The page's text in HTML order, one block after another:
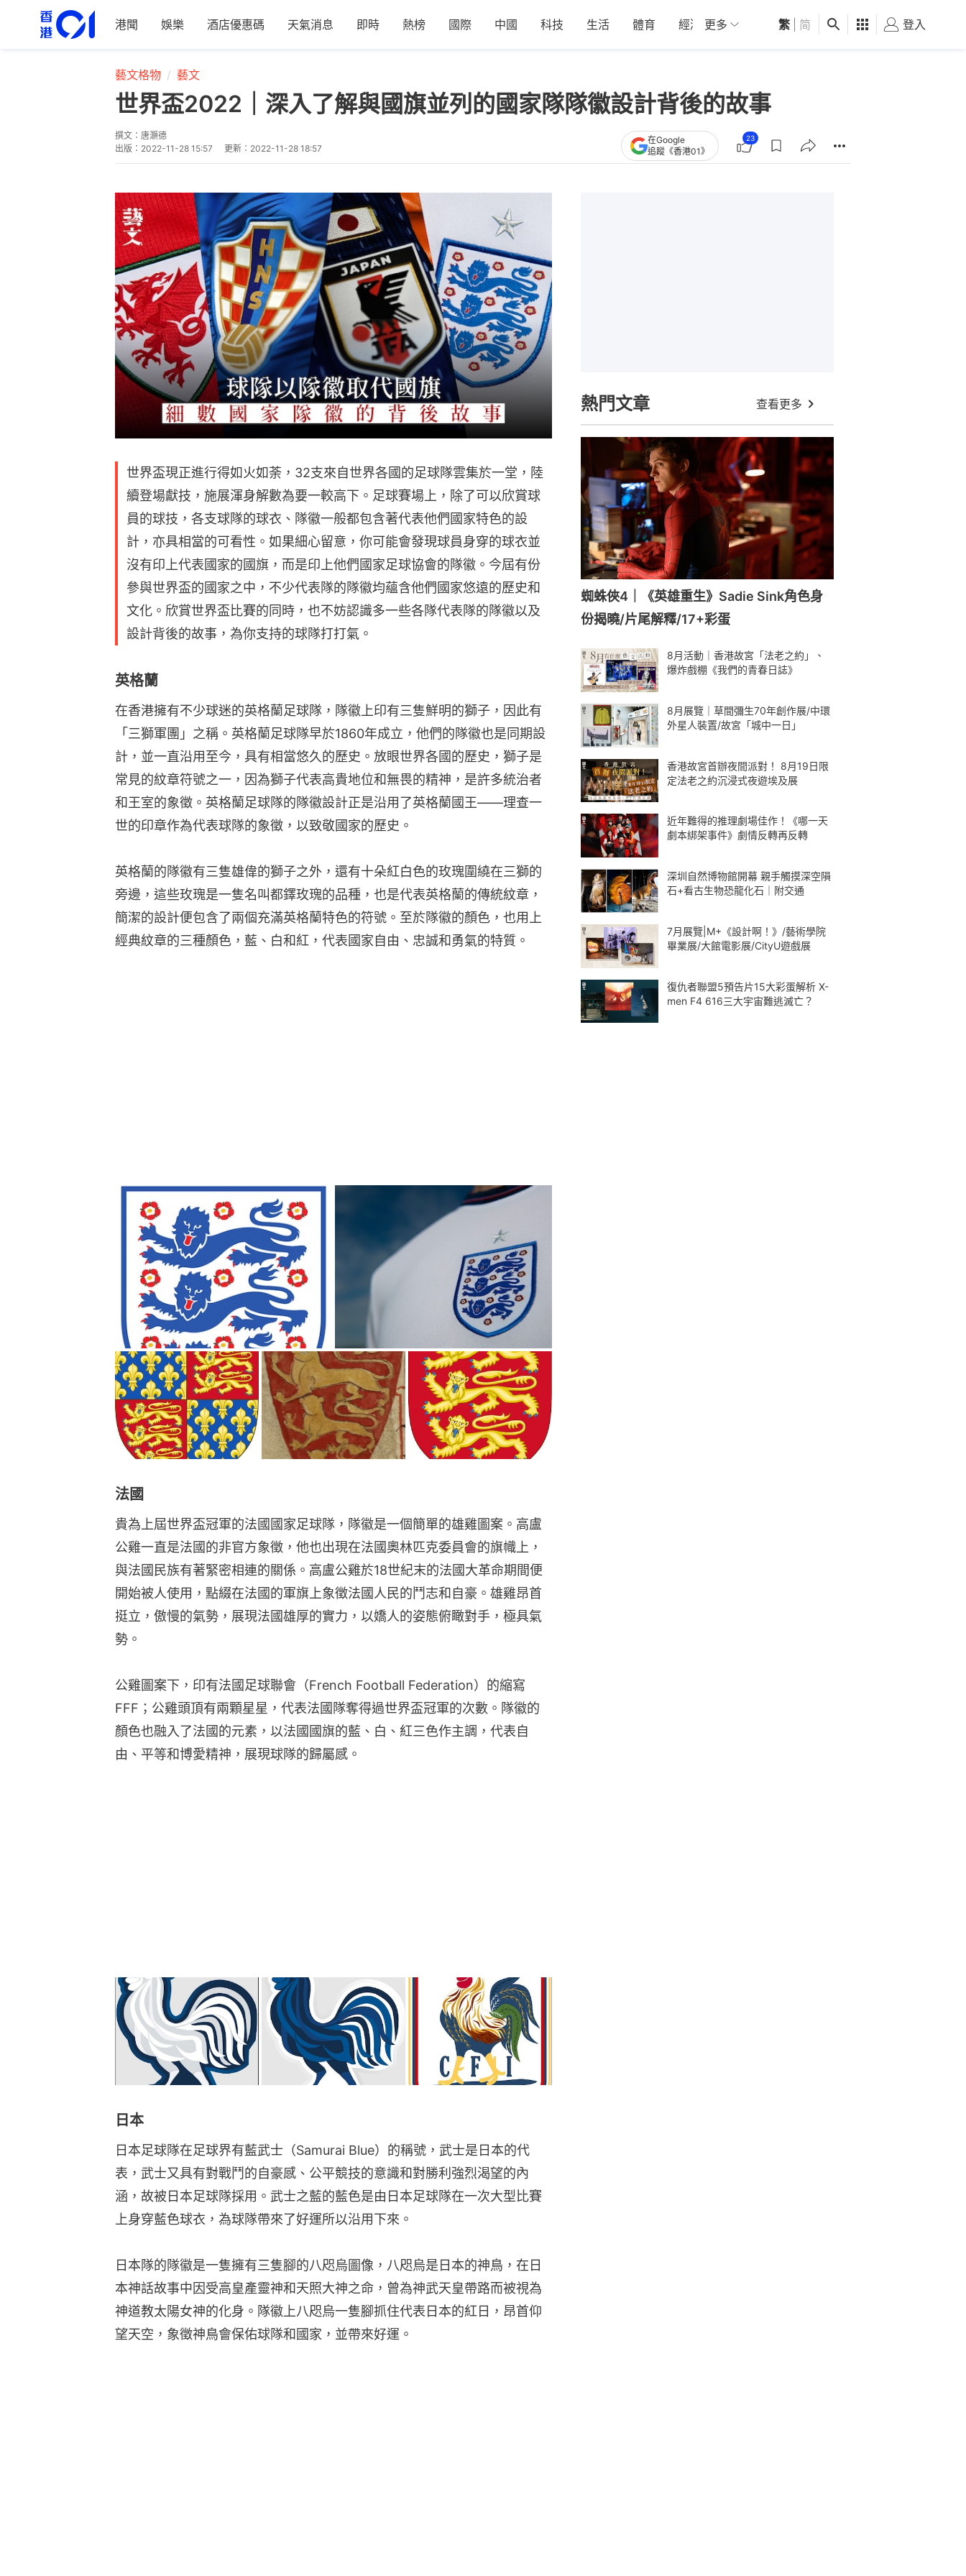
港聞 娛樂 酒店優惠碼 天氣消息 即時 熱榜 國際 中國 科技 生活 體育 經濟 01深圳 觀點 健康 好食玩飛
更多 繁 简 登入
藝文格物 藝文
世界盃2022｜深入了解與國旗並列的國家隊隊徽設計背後的故事
撰文： 唐灝德
出版： 2022-11-28 15:57 更新： 2022-11-28 18:57
在Google
追蹤《香港01》
23
世界盃現正進行得如火如荼，32支來自世界各國的足球隊雲集於一堂，陸
續登場獻技，施展渾身解數為要一較高下。足球賽場上，除了可以欣賞球
員的球技，各支球隊的球衣、隊徽一般都包含著代表他們國家特色的設
計，亦具相當的可看性。如果細心留意，你可能會發現球員身穿的球衣並
沒有印上代表國家的國旗，而是印上他們國家足球協會的隊徽。今屆有份
參與世界盃的國家之中，不少代表隊的隊徽均蘊含他們國家悠遠的歷史和
文化。欣賞世界盃比賽的同時，也不妨認識多一些各隊代表隊的隊徽以及
設計背後的故事，為你支持的球隊打打氣。
英格蘭
在香港擁有不少球迷的英格蘭足球隊，隊徽上印有三隻鮮明的獅子，因此有
「三獅軍團」之稱。英格蘭足球隊早於1860年成立，他們的隊徽也是同期設
計，並一直沿用至今，具有相當悠久的歷史。放眼世界各國的歷史，獅子是
常見的紋章符號之一，因為獅子代表高貴地位和無畏的精神，是許多統治者
和王室的象徵。英格蘭足球隊的隊徽設計正是沿用了英格蘭國王——理查一
世的印章作為代表球隊的象徵，以致敬國家的歷史。
英格蘭的隊徽有三隻雄偉的獅子之外，還有十朵紅白色的玫瑰圍繞在三獅的
旁邊，這些玫瑰是一隻名叫都鐸玫瑰的品種，也是代表英格蘭的傳統紋章，
簡潔的設計便包含了兩個充滿英格蘭特色的符號。至於隊徽的顏色，也用上
經典紋章的三種顏色，藍、白和紅，代表國家自由、忠誠和勇氣的特質。
法國
貴為上屆世界盃冠軍的法國國家足球隊，隊徽是一個簡單的雄雞圖案。高盧
公雞一直是法國的非官方象徵，他也出現在法國奧林匹克委員會的旗幟上，
與法國民族有著緊密相連的關係。高盧公雞於18世紀末的法國大革命期間便
開始被人使用，點綴在法國的軍旗上象徵法國人民的鬥志和自豪。雄雞昂首
挺立，傲慢的氣勢，展現法國雄厚的實力，以嬌人的姿態俯瞰對手，極具氣
勢。
公雞圖案下，印有法國足球聯會（French Football Federation）的縮寫
FFF；公雞頭頂有兩顆星星，代表法國隊奪得過世界盃冠軍的次數。隊徽的
顏色也融入了法國的元素，以法國國旗的藍、白、紅三色作主調，代表自
由、平等和博愛精神，展現球隊的歸屬感。
日本
日本足球隊在足球界有藍武士（Samurai Blue）的稱號，武士是日本的代
表，武士又具有對戰鬥的自豪感、公平競技的意識和對勝利強烈渴望的內
涵，故被日本足球隊採用。武士之藍的藍色是由日本足球隊在一次大型比賽
上身穿藍色球衣，為球隊帶來了好運所以沿用下來。
日本隊的隊徽是一隻擁有三隻腳的八咫烏圖像，八咫烏是日本的神鳥，在日
本神話故事中因受高皇產靈神和天照大神之命，曾為神武天皇帶路而被視為
神道教太陽女神的化身。隊徽上八咫烏一隻腳抓住代表日本的紅日，昂首仰
望天空，象徵神鳥會保佑球隊和國家，並帶來好運。
熱門文章 查看更多
蜘蛛俠4｜《英雄重生》Sadie Sink角色身
份揭曉/片尾解釋/17+彩蛋
8月活動｜香港故宮「法老之約」、
爆炸戲棚《我們的青春日誌》
8月展覽｜草間彌生70年創作展/中環
外星人裝置/故宮「城中一日」
香港故宮首辦夜間派對！ 8月19日限
定法老之約沉浸式夜遊埃及展
近年難得的推理劇場佳作！《哪一天
劇本綁架事件》劇情反轉再反轉
深圳自然博物館開幕 親手觸摸深空隕
石+看古生物恐龍化石｜附交通
7月展覽|M+《設計啊！》/藝術學院
畢業展/大館電影展/CityU遊戲展
復仇者聯盟5預告片15大彩蛋解析 X-
men F4 616三大宇宙難逃滅亡？